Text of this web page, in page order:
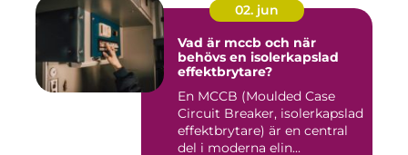
02. jun
Vad är mccb och när
behövs en isolerkapslad
effektbrytare?
En MCCB (Moulded Case
Circuit Breaker, isolerkapslad
effektbrytare) är en central
del i moderna elin...